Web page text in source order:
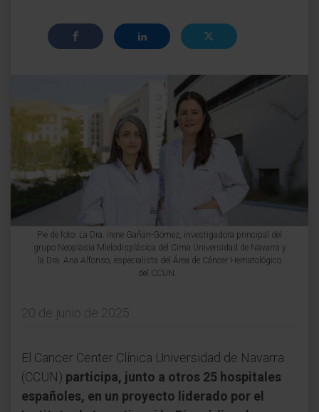
Pie de foto: La Dra. Irene Gañán-Gómez, investigadora principal del
grupo Neoplasia Mielodisplásica del Cima Universidad de Navarra y
la Dra. Ana Alfonso, especialista del Área de Cáncer Hematológico
del CCUN.
20 de junio de 2025
El Cancer Center Clínica Universidad de Navarra
(CCUN) participa, junto a otros 25 hospitales
españoles, en un proyecto liderado por el